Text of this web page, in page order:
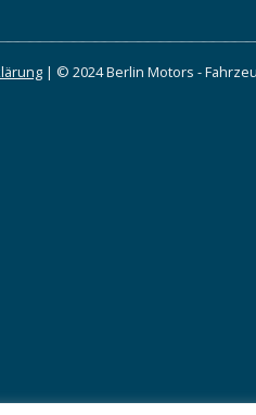
| © 2024 Berlin Motors -